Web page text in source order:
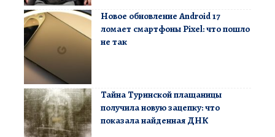
Новое обновление Android 17
ломает смартфоны Pixel: что пошло
не так
Тайна Туринской плащаницы
получила новую зацепку: что
показала найденная ДНК